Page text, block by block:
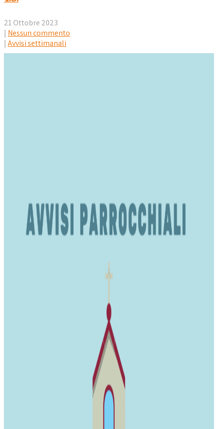
21 Ottobre 2023
| Nessun commento
| Avvisi settimanali